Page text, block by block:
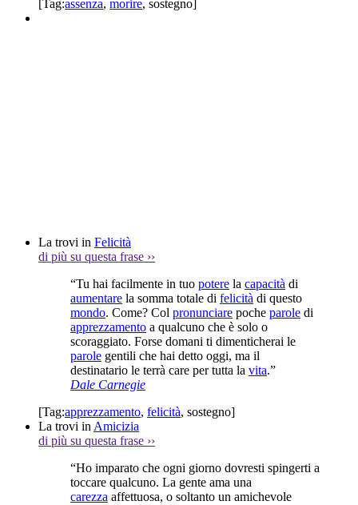
[Tag:assenza, morire, sostegno]
La trovi in Felicità
di più su questa frase ››
“Tu hai facilmente in tuo potere la capacità di
aumentare la somma totale di felicità di questo
mondo. Come? Col pronunciare poche parole di
apprezzamento a qualcuno che è solo o
scoraggiato. Forse domani ti dimenticherai le
parole gentili che hai detto oggi, ma il
destinatario le terrà care per tutta la vita.”
Dale Carnegie
[Tag:apprezzamento, felicità, sostegno]
La trovi in Amicizia
di più su questa frase ››
“Ho imparato che ogni giorno dovresti spingerti a
toccare qualcuno. La gente ama una
carezza affettuosa, o soltanto un amichevole